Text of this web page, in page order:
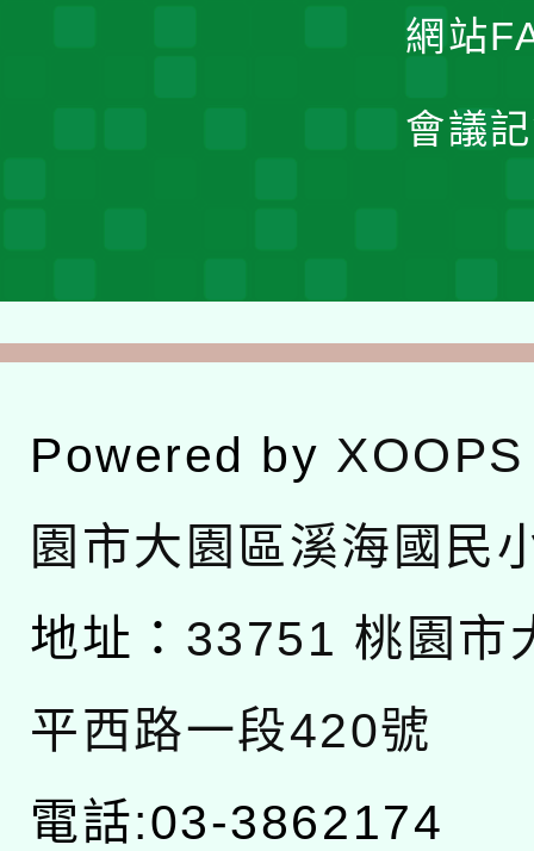
網站
會議
Powered by XOOPS
園市大園區溪海國民
地址： 33751 桃園市
平西路一段420號
電話:03-3862174